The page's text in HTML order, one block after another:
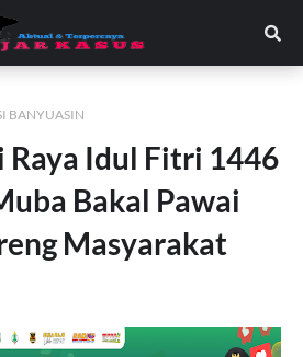
BANYUASIN
Raya Idul Fitri 1446
Bakal Pawai
Masyarakat